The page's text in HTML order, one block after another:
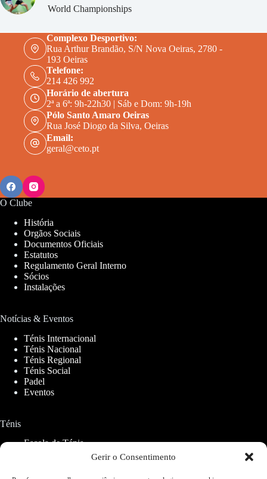
Gerir o Consentimento
World Championships
Complexo Desportivo:
Rua Arthur Brandão, S/N Nova Oeiras, 2780 -
193 Oeiras
Telefone:
214 426 992
Horário de abertura
2ª a 6ª: 9h-22h30 | Sáb e Dom: 9h-19h
Pólo Santo Amaro Oeiras
Rua José Diogo da Silva, Oeiras
Email:
geral@ceto.pt
O Clube
História
Orgãos Sociais
Documentos Oficiais
Estatutos
Regulamento Geral Interno
Sócios
Instalações
Notícias & Eventos
Ténis Internacional
Ténis Nacional
Ténis Regional
Ténis Social
Padel
Eventos
Ténis
Escola de Ténis
Aluguer de Campos